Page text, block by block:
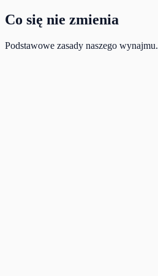
Co się nie zmienia
Podstawowe zasady naszego wynajmu.